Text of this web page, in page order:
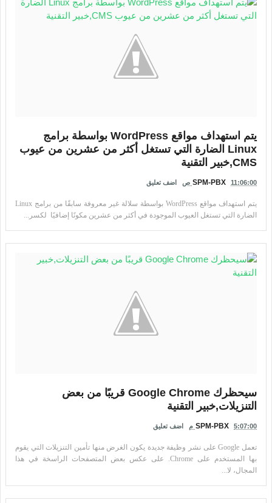
يتم استهداف مواقع WordPress بواسطة برامج
Linux الضارة التي تستغل أكثر من عشرين من عيوب
CMS,خبير التقنية
SPM-PBX 11:06:00 ص اضف تعليق
يتم استهداف مواقع WordPress بواسطة سلالة غير معروفة سابقًا من برامج Linux
الضارة التي تستغل العيوب الموجودة في أكثر من عشرين مكونًا إضافيًا لكسر...
سيحظرك Google Chrome قريبًا من بعض
التنزيلات,خبير التقنية
SPM-PBX 5:07:00 م اضف تعليق
تعمل Google على نشر وظيفة جديدة يكون الغرض منها تأمين التنزيلات التي يقوم
بها المستخدم على Chrome. على عكس بعض المتصفحات الراسخة في هذا
المجال، لا...